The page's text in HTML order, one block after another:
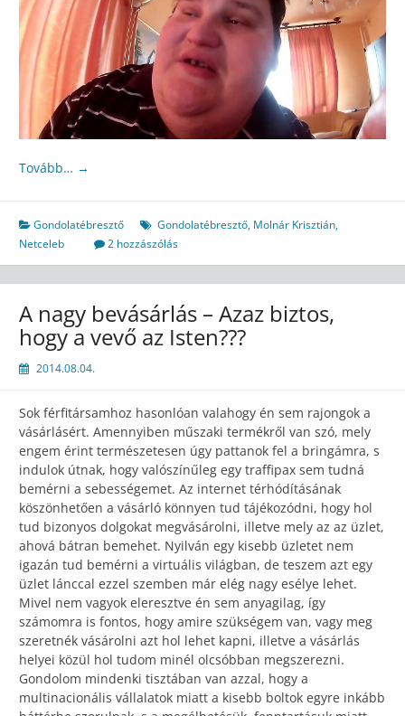
Tovább… →
Gondolatébresztő Gondolatébresztő, Molnár Krisztián,
Netceleb
2 hozzászólás
A nagy bevásárlás – Azaz biztos,
hogy a vevő az Isten???
2014.08.04.
Sok férfitársamhoz hasonlóan valahogy én sem rajongok a
vásárlásért. Amennyiben műszaki termékről van szó, mely
engem érint természetesen úgy pattanok fel a bringámra, s
indulok útnak, hogy valószínűleg egy traffipax sem tudná
bemérni a sebességemet. Az internet térhódításának
köszönhetően a vásárló könnyen tud tájékozódni, hogy hol
tud bizonyos dolgokat megvásárolni, illetve mely az az üzlet,
ahová bátran bemehet. Nyilván egy kisebb üzletet nem
igazán tud bemérni a virtuális világban, de teszem azt egy
üzlet lánccal ezzel szemben már elég nagy esélye lehet.
Mivel nem vagyok eleresztve én sem anyagilag, így
számomra is fontos, hogy amire szükségem van, vagy meg
szeretnék vásárolni azt hol lehet kapni, illetve a vásárlás
helyei közül hol tudom minél olcsóbban megszerezni.
Gondolom mindenki tisztában van azzal, hogy a
multinacionális vállalatok miatt a kisebb boltok egyre inkább